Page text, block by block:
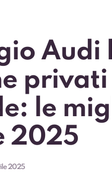
Audi
privati
le
2025
2025